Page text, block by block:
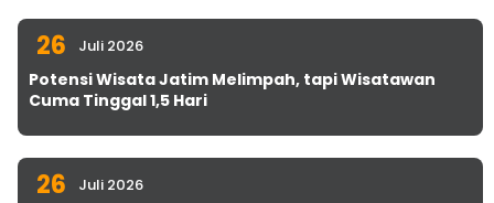
26 Juli 2026
Potensi Wisata Jatim Melimpah, tapi Wisatawan
Cuma Tinggal 1,5 Hari
26 Juli 2026